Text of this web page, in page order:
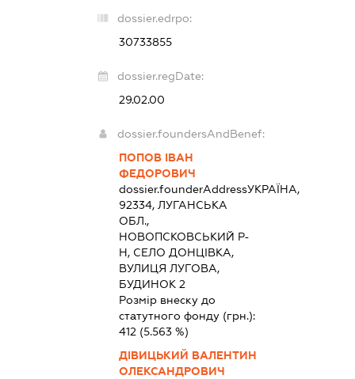
dossier.edrpo:
30733855
dossier.regDate:
29.02.00
dossier.foundersAndBenef:
ПОПОВ ІВАН
ФЕДОРОВИЧ
dossier.founderAddressУКРАЇНА,
92334, ЛУГАНСЬКА
ОБЛ.,
НОВОПСКОВСЬКИЙ Р-
Н, СЕЛО ДОНЦІВКА,
ВУЛИЦЯ ЛУГОВА,
БУДИНОК 2
Розмір внеску до
статутного фонду (грн.):
412 (5.563 %)
ДІВИЦЬКИЙ ВАЛЕНТИН
ОЛЕКСАНДРОВИЧ